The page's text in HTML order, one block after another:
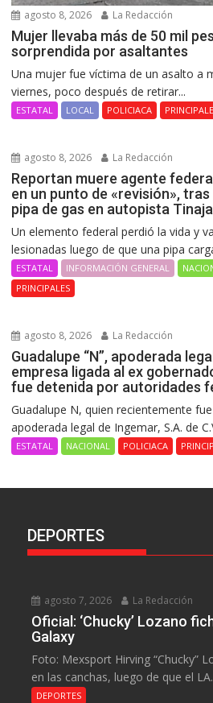
agosto 8, 2026 La Redacción
Mujer llevaba más de 50 mil
sorprendida por asaltantes
Una mujer fue víctima de un asalto a
viernes, poco después de retirar...
ESTATAL LOCAL POLICIACA
agosto 8, 2026 La Redacción
Reportan muere agente
en un punto de «revisión»,
pipa de gas en autopista
Un elemento federal perdió la vida y
lesionadas luego de que una pipa
ESTATAL INFORMACIÓN GENERAL
PRINCIPALES
agosto 8, 2026 La Redacción
Guadalupe “N”, apoderada
empresa ligada al ex
fue detenida por autoridades
Guadalupe N, quien recientemente
apoderada legal de Ingemar, S.A. de
ESTATAL NACIONAL POLICIACA
DEPORTES
agosto 7, 2026 La Redacción
Oficial: ‘Chucky’ Lozano
Galaxy
Foto: Mexsport Hirving “Chucky”
en las canchas, luego de que el
DEPORTES